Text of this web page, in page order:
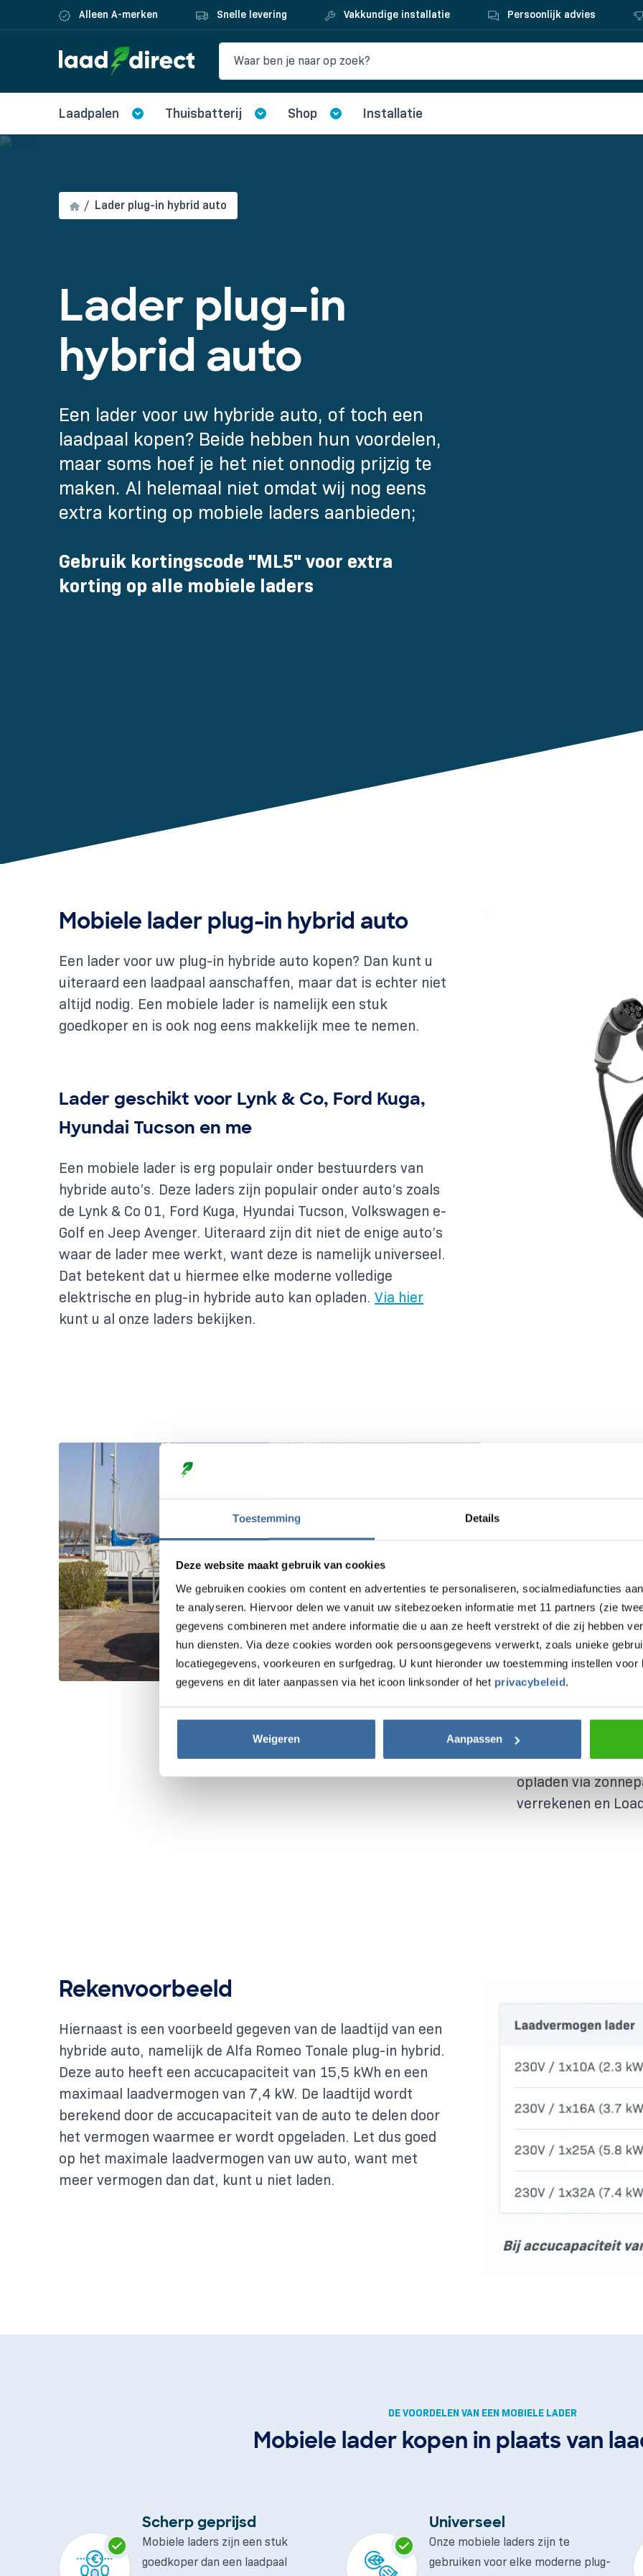
Toestemming Details
Deze website maakt gebruik van cookies
We gebruiken cookies om content en advertenties te personaliseren, socialmediafuncties
te analyseren. Hiervoor delen we vanuit uw sitebezoeken informatie met 11 partners (zie
gegevens combineren met andere informatie die u aan ze heeft verstrekt of die zij hebben
hun diensten. Via deze cookies worden ook persoonsgegevens verwerkt, zoals unieke
locatiegegevens, voorkeuren en surfgedrag. U kunt hieronder uw toestemming instellen voor
gegevens en dit later aanpassen via het icoon linksonder of het privacybeleid.
Weigeren Aanpassen
Alleen A-merken Snelle levering Vakkundige installatie Persoonlijk advies
Laadpalen Thuisbatterij Shop Installatie
Lader plug-in hybrid auto
Lader plug-in
hybrid auto
Een lader voor uw hybride auto, of toch een
laadpaal kopen? Beide hebben hun voordelen,
maar soms hoef je het niet onnodig prijzig te
maken. Al helemaal niet omdat wij nog eens
extra korting op mobiele laders aanbieden;
Gebruik kortingscode "ML5" voor extra
korting op alle mobiele laders
Mobiele lader plug-in hybrid auto
Een lader voor uw plug-in hybride auto kopen? Dan kunt u
uiteraard een laadpaal aanschaffen, maar dat is echter niet
altijd nodig. Een mobiele lader is namelijk een stuk
goedkoper en is ook nog eens makkelijk mee te nemen.
Lader geschikt voor Lynk & Co, Ford Kuga,
Hyundai Tucson en me
Een mobiele lader is erg populair onder bestuurders van
hybride auto’s. Deze laders zijn populair onder auto’s zoals
de Lynk & Co 01, Ford Kuga, Hyundai Tucson, Volkswagen e-
Golf en Jeep Avenger. Uiteraard zijn dit niet de enige auto’s
waar de lader mee werkt, want deze is namelijk universeel.
Dat betekent dat u hiermee elke moderne volledige
elektrische en plug-in hybride auto kan opladen. Via hier
kunt u al onze laders bekijken.
De
Een mobiele lader
auto’s hebben
tussen de 2,3 en
waarmee je tot
laadvermogen
van kan maken.
zijn om voor een
een normaal
CEE stopcontact
zoals buiten op
overal gemakkelijk
Toch liever een
opladen via
verrekenen en
Rekenvoorbeeld
Hiernaast is een voorbeeld gegeven van de laadtijd van een
hybride auto, namelijk de Alfa Romeo Tonale plug-in hybrid.
Deze auto heeft een accucapaciteit van 15,5 kWh en een
maximaal laadvermogen van 7,4 kW. De laadtijd wordt
berekend door de accucapaciteit van de auto te delen door
het vermogen waarmee er wordt opgeladen. Let dus goed
op het maximale laadvermogen van uw auto, want met
meer vermogen dan dat, kunt u niet laden.
DE VOORDELEN VAN EEN MOBIELE LADER
Mobiele lader kopen in plaats van
Scherp geprijsd
Mobiele laders zijn een stuk
goedkoper dan een laadpaal
Universeel
Onze mobiele laders zijn te
gebruiken voor elke moderne plug-